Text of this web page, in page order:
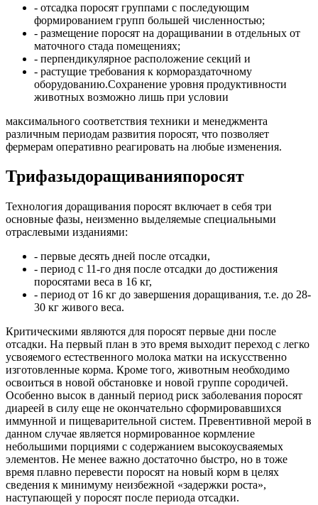
- отсадка поросят группами с последующим
формированием групп большей численностью;
- размещение поросят на доращивании в отдельных от
маточного стада помещениях;
- перпендикулярное расположение секций и
- растущие требования к кормораздаточному
оборудованию.Сохранение уровня продуктивности
животных возможно лишь при условии
максимального соответствия техники и менеджмента
различным периодам развития поросят, что позволяет
фермерам оперативно реагировать на любые изменения.
Трифазыдоращиванияпоросят
Технология доращивания поросят включает в себя три
основные фазы, неизменно выделяемые специальными
отраслевыми изданиями:
- первые десять дней после отсадки,
- период с 11-го дня после отсадки до достижения
поросятами веса в 16 кг,
- период от 16 кг до завершения доращивания, т.е. до 28-
30 кг живого веса.
Критическими являются для поросят первые дни после
отсадки. На первый план в это время выходит переход с легко
усвояемого естественного молока матки на искусственно
изготовленные корма. Кроме того, животным необходимо
освоиться в новой обстановке и новой группе сородичей.
Особенно высок в данный период риск заболевания поросят
диареей в силу еще не окончательно сформировавшихся
иммунной и пищеварительной систем. Превентивной мерой в
данном случае является нормированное кормление
небольшими порциями с содержанием высокоусваяемых
элементов. Не менее важно достаточно быстро, но в тоже
время плавно перевести поросят на новый корм в целях
сведения к минимуму неизбежной «задержки роста»,
наступающей у поросят после периода отсадки.